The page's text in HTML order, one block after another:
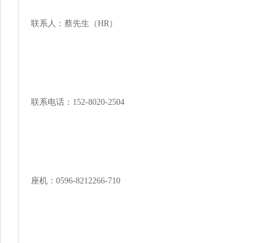
联系人：蔡先生（HR）
联系电话：152-8020-2504
座机：0596-8212266-710